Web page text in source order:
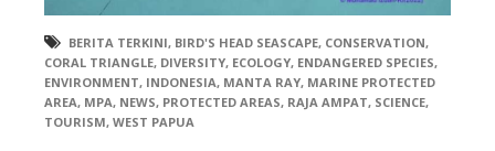
BERITA TERKINI, BIRD'S HEAD SEASCAPE, CONSERVATION,
CORAL TRIANGLE, DIVERSITY, ECOLOGY, ENDANGERED SPECIES,
ENVIRONMENT, INDONESIA, MANTA RAY, MARINE PROTECTED
AREA, MPA, NEWS, PROTECTED AREAS, RAJA AMPAT, SCIENCE,
TOURISM, WEST PAPUA